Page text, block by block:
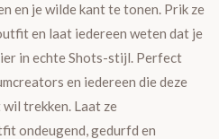
en je wilde kant te tonen. Prik ze
en laat iedereen weten dat je
in echte Shots-stijl. Perfect
en iedereen die deze
trekken. Laat ze
ondeugend, gedurfd en